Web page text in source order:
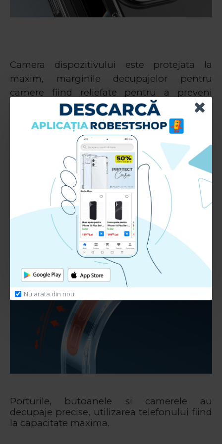
Nu arata din nou.
Camera dispozitivului este protejata la
maxim, marginile decupajelor pentru
camere fiind reliefate pentru a preveni
deteriorarea lentilelor.
Porturile, butoanele si camerele au
decupaje precise, utilizarea telefonului fiind
la capacitate maxima.